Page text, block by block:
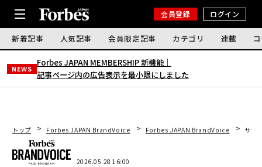
会員登録 ログイン
新着記事 人気記事 会員限定記事 カテゴリ 連載
NEWS
Forbes JAPAN MEMBERSHIP 新機能｜
記事ページ内の広告表示を最小限にしました
トップ Forbes JAPAN BrandVoice Forbes JAPAN BrandVoice サー
2026.05.28 16:00